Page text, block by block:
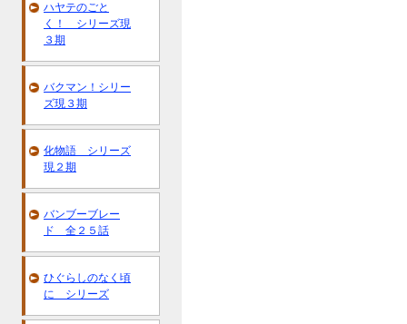
ハヤテのごと
く！ シリーズ現
３期
バクマン！シリー
ズ現３期
化物語 シリーズ
現２期
バンブーブレー
ド 全２５話
ひぐらしのなく頃
に シリーズ